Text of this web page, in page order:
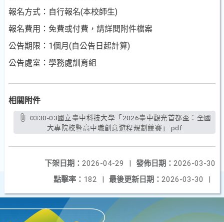
報名方式：自行報名(本校師生)
報名費用：免費或付費，請詳閱附件檔案
公告期限：1個月(自公告日起計算)
公告處室：學務處訓育組
相關附件
0330-03國立臺中科技大學「2026臺中觀光首都盃：全國
大專院校暨高中職創意遊程規劃競賽」.pdf
發佈日期： 2026-03-30
下架日期： 2026-04-29
|
最後更新日期： 2026-03-30 |
點擊率： 182 |